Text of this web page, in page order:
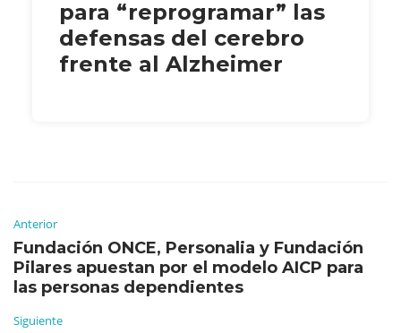
para “reprogramar” las
defensas del cerebro
frente al Alzheimer
Anterior
Fundación ONCE, Personalia y Fundación
Pilares apuestan por el modelo AICP para
las personas dependientes
Siguiente